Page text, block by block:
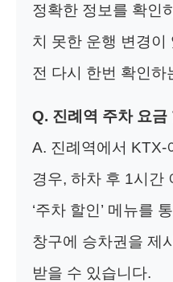
정확한 정보를 확인
치 못한 운행 변경이
전 다시 한번 확인하
Q. 진례역 주차 요
A. 진례역에서 KTX-
경우, 하차 후 1시간
‘주차 할인’ 메뉴를
창구에 승차권을 제
받을 수 있습니다.